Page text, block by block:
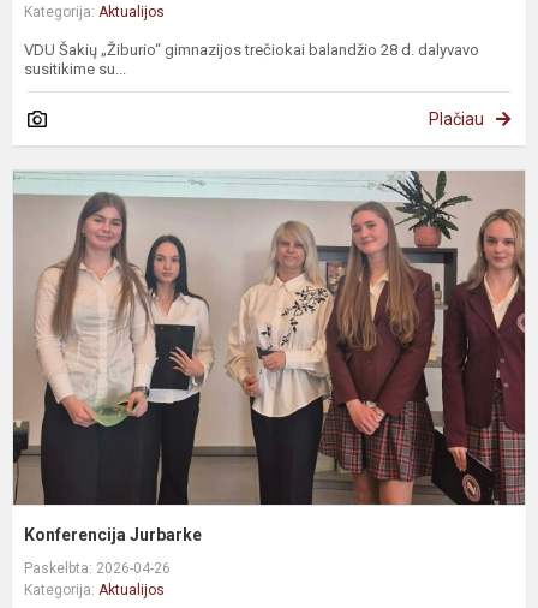
Kategorija: Aktualijos
VDU Šakių „Žiburio“ gimnazijos trečiokai balandžio 28 d. dalyvavo
susitikime su...
Plačiau
Konferencija Jurbarke
Paskelbta: 2026-04-26
Kategorija: Aktualijos